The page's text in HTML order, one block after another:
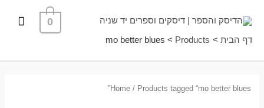
0
דף הבית Products
mo better blues
Home/ Products tagged “mo better blues”